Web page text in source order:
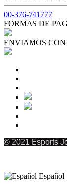
00-376-741777
FORMAS DE
ENVIAMOS CON
© 2021 Esports
Español